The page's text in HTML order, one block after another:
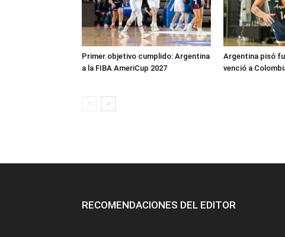
Primer objetivo cumplido: Argentina
a la FIBA AmeriCup 2027
Argentina pisó
venció a
RECOMENDACIONES DEL EDITOR